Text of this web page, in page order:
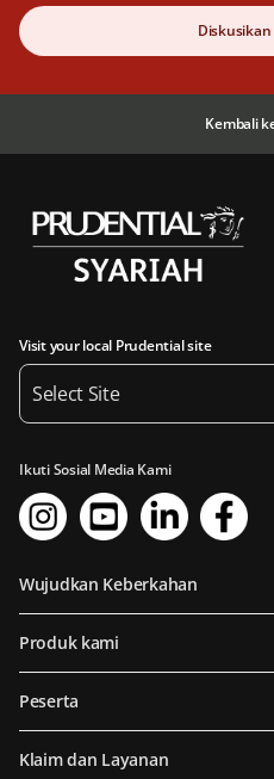
Kembali
Visit your local Prudential site
Select Site
Ikuti Sosial Media Kami
Wujudkan Keberkahan
Produk kami
Peserta
Klaim dan Layanan